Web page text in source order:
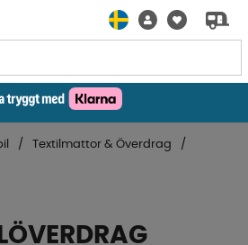
Textilmattor & Överdrag